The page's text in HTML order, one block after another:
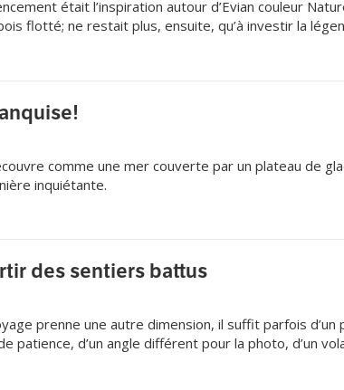
était l’inspiration autour d’Evian couleur
flotté; ne restait plus, ensuite, qu’à investir la
comme une mer couverte par un plateau de
inquiétante.
des sentiers battus
prenne une autre dimension, il suffit parfois d’un
patience, d’un angle différent pour la photo, d’un